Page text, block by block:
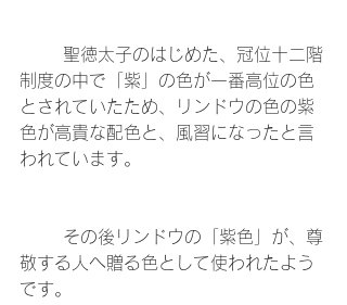
制度の中で「紫」の色が一番高位の色
とされていたため、リンドウの色の紫
色が高貴な配色と、風習になったと言
われています。
敬する人へ贈る色として使われたよう
です。